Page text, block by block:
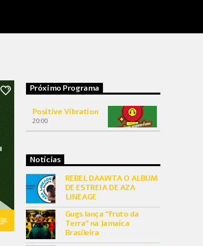
Próximo Programa
Positive Vibration
20:00
Notícias
REBEL DAAWTA O ALBUM
DE ESTREIA DE AZA
LINEAGE
Gugs lança “Fruto da
Terra” na Jamaica
Brasileira